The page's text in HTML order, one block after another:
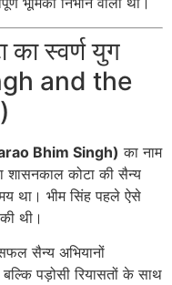
का स्वर्ण युग
and the
Bhim Singh) का नाम
शासनकाल कोटा की सैन्य
था। भीम सिंह पहले ऐसे
थी।
सैन्य अभियानों
पड़ोसी रियासतों के साथ